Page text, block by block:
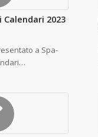
Calendari 2023
a Spa-